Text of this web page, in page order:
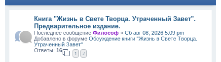
Книга "Жизнь в Свете Творца. Утраченный Завет".
Предварительное издание.
Последнее сообщение Философ « Сб авг 08, 2026 5:09 pm
Добавлено в форуме Обсуждение книги "Жизнь в Свете Творца.
Утраченный Завет"
Ответы: 16
1 2